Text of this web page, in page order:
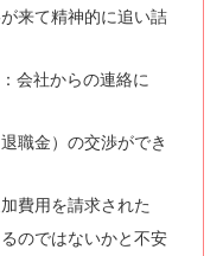
来て精神的に追い詰
会社からの連絡に
職金）の交渉ができ
費用を請求された
のではないかと不安